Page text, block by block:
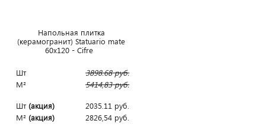
Напольная плитка
(керамогранит) Statuario mate
60x120 - Cifre
Шт 3898.68руб.
М²
5414,83руб.
Шт(акция) 2035.11 руб.
М² (акция) 2826,54 руб.